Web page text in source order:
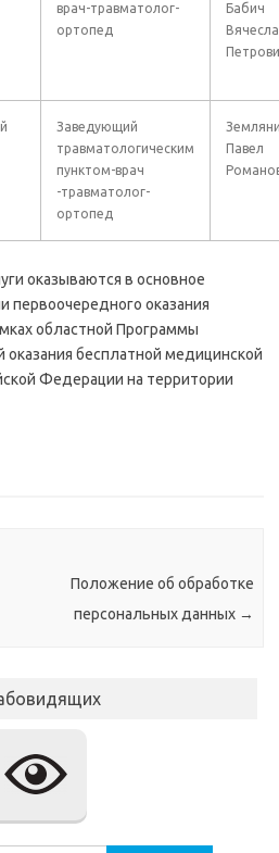
врач-травматолог-
ортопед
Бабич
Заведующий
травматологическим
пунктом-врач
-травматолог-
ортопед
Павел
оказываются в основное
первоочередного оказания
областной Программы
оказания бесплатной медицинской
Федерации на территории
Положение об обработке
персональных данных →